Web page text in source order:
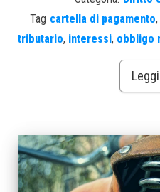
Tag cartella di pagamento,
tributario, interessi, obbligo